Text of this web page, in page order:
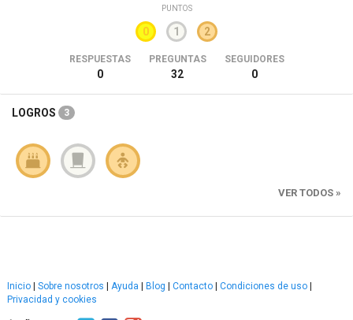
PUNTOS
0 1 2
RESPUESTAS
0
PREGUNTAS
32
SEGUIDORES
0
LOGROS 3
VER TODOS »
Inicio Sobre nosotros Ayuda Blog Contacto Condiciones de uso
Privacidad y cookies